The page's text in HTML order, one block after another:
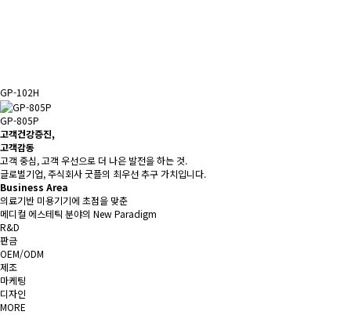
GP-102H
GP-805P
고객건강증진,
고객감동
고객 중심, 고객 우선으로 더 나은 발전을 하는 것.
글로벌기업, 주식회사 굿플의 최우선 추구 가치입니다.
Business Area
의료기반 미용기기에 초점을 맞춘
메디컬 에스테틱 분야의 New Paradigm
R&D
판금
OEM/ODM
제조
마케팅
디자인
MORE